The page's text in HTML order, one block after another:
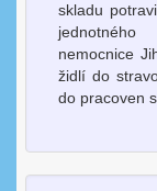
skladu
nemocnice
židlí do
do pracoven